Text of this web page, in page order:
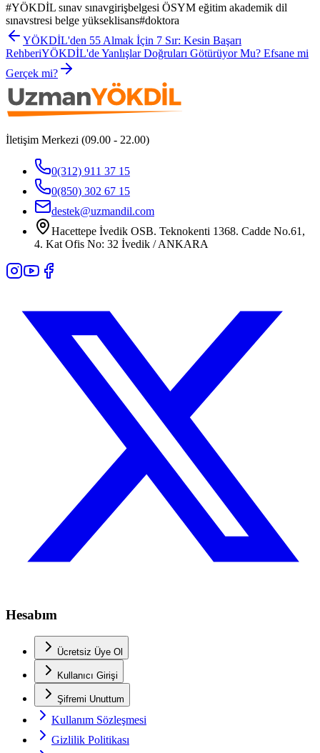
#YÖKDİL sınav sınavgirişbelgesi ÖSYM eğitim akademik dil
sınavstresi belge yükseklisans#doktora
YÖKDİL'den 55 Almak İçin 7 Sır: Kesin Başarı
RehberiYÖKDİL'de Yanlışlar Doğruları Götürüyor Mu? Efsane mi
Gerçek mi?
İletişim Merkezi (09.00 - 22.00)
0(312) 911 37 15
0(850) 302 67 15
destek@uzmandil.com
Hacettepe İvedik OSB. Teknokenti 1368. Cadde No.61,
4. Kat Ofis No: 32 İvedik / ANKARA
Hesabım
Ücretsiz Üye Ol
Kullanıcı Girişi
Şifremi Unuttum
Kullanım Sözleşmesi
Gizlilik Politikası